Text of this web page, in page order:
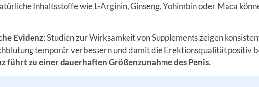
Inhaltsstoffe wie L-Arginin, Ginseng, Yohimbin oder Maca
Evidenz: Studien zur Wirksamkeit von Supplements zeigen
temporär verbessern und damit die Erektionsqualität positiv
führt zu einer dauerhaften Größenzunahme des Penis.